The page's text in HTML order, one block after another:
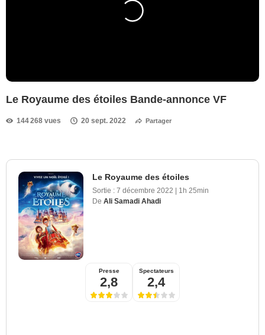
Le Royaume des étoiles Bande-annonce VF
144 268 vues 20 sept. 2022 Partager
Le Royaume des étoiles
Sortie : 7 décembre 2022 | 1h 25min
De Ali Samadi Ahadi
Presse
2,8
Spectateurs
2,4